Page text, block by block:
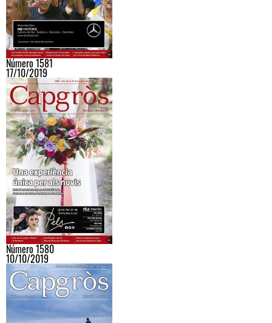
Número 1581
17/10/2019
Número 1580
10/10/2019